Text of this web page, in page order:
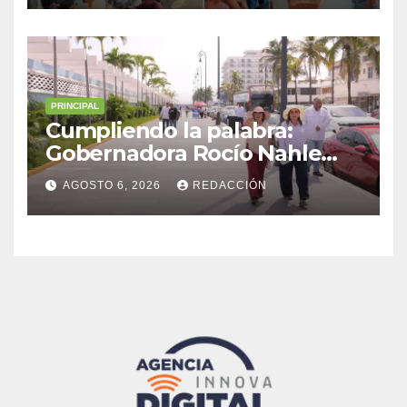
Malacatepec
PRINCIPAL
Cumpliendo la palabra:
Gobernadora Rocío Nahle
impulsa la gran rehabilitación
del Centro Histórico de
Veracruz
AGOSTO 6, 2026 REDACCIÓN